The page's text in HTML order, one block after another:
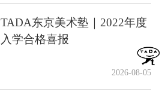
TADA东京美术塾｜2022年度
入学合格喜报
2026-08-05